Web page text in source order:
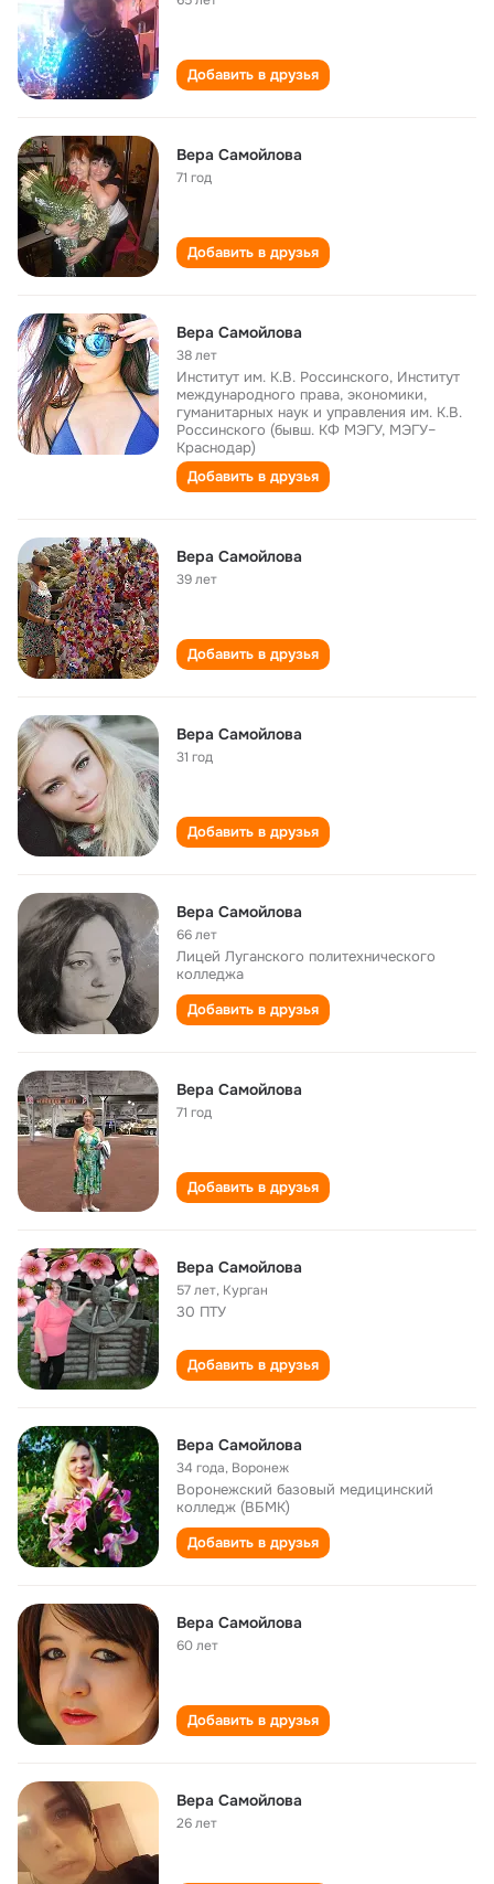
Добавить в друзья
Вера Самойлова
71 год
Добавить в друзья
Вера Самойлова
38 лет
Институт им. К.В. Россинского, Институт
международного права, экономики,
гуманитарных наук и управления им. К.В.
Россинского (бывш. КФ МЭГУ, МЭГУ–
Краснодар)
Добавить в друзья
Вера Самойлова
39 лет
Добавить в друзья
Вера Самойлова
31 год
Добавить в друзья
Вера Самойлова
66 лет
Лицей Луганского политехнического
колледжа
Добавить в друзья
Вера Самойлова
71 год
Добавить в друзья
Вера Самойлова
57 лет, Курган
30 ПТУ
Добавить в друзья
Вера Самойлова
34 года, Воронеж
Воронежский базовый медицинский
колледж (ВБМК)
Добавить в друзья
Вера Самойлова
60 лет
Добавить в друзья
Вера Самойлова
26 лет